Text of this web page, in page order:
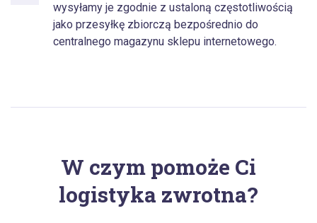
wysyłamy je zgodnie z ustaloną częstotliwością
jako przesyłkę zbiorczą bezpośrednio do
centralnego magazynu sklepu internetowego.
W czym pomoże Ci
logistyka zwrotna?